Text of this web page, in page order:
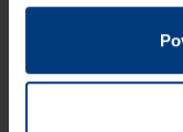
v rámci Vášho
Z právneho
prevádzku tejto
potrebujeme Vaše